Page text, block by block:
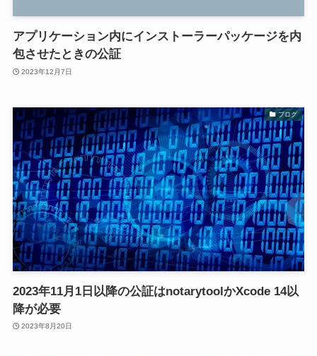
アプリケーション内にインストーラーパッケージを内
包させたときの公証
2023年12月7日
ブログ
2023年11月1日以降の公証はnotarytoolかXcode 14以
降が必要
2023年8月20日